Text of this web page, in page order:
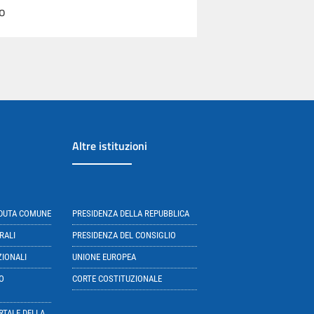
COMUNE
Altre istituzioni
PRESIDENZA DELLA REPUBBLICA
PRESIDENZA DEL CONSIGLIO
UNIONE EUROPEA
CORTE COSTITUZIONALE